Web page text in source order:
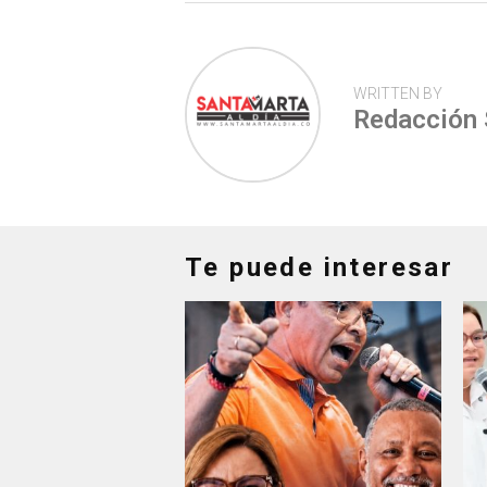
WRITTEN BY
Redacción
Te puede interesar